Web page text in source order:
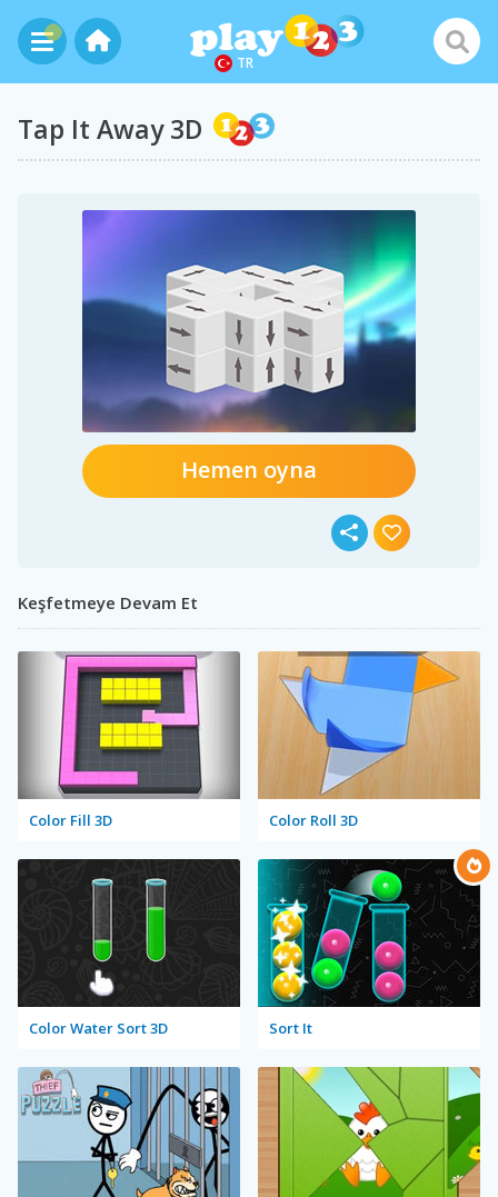
TR
Tap It Away 3D
Hemen oyna
Keşfetmeye Devam Et
Color Fill 3D Color Roll 3D
Color Water Sort 3D Sort It